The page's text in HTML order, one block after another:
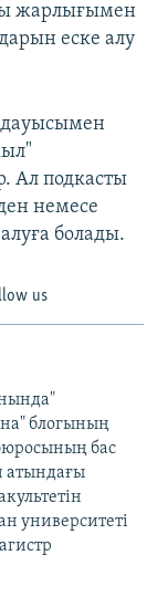
жарлығымен
еске алу
дауысымен
Ал подкасты
немесе
болады.
us
блогының
бас
атындағы
университеті